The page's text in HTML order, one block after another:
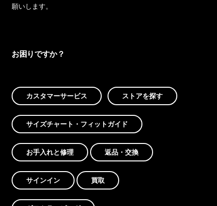
願いします。
お困りですか？
カスタマーサービス ストアを探す
サイズチャート・フィットガイド
お手入れと修理 返品・交換
サインイン 買取